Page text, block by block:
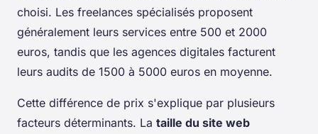
choisi. Les freelances spécialisés proposent
généralement leurs services entre 500 et 2000
euros, tandis que les agences digitales facturent
leurs audits de 1500 à 5000 euros en moyenne.
Cette différence de prix s'explique par plusieurs
facteurs déterminants. La taille du site web